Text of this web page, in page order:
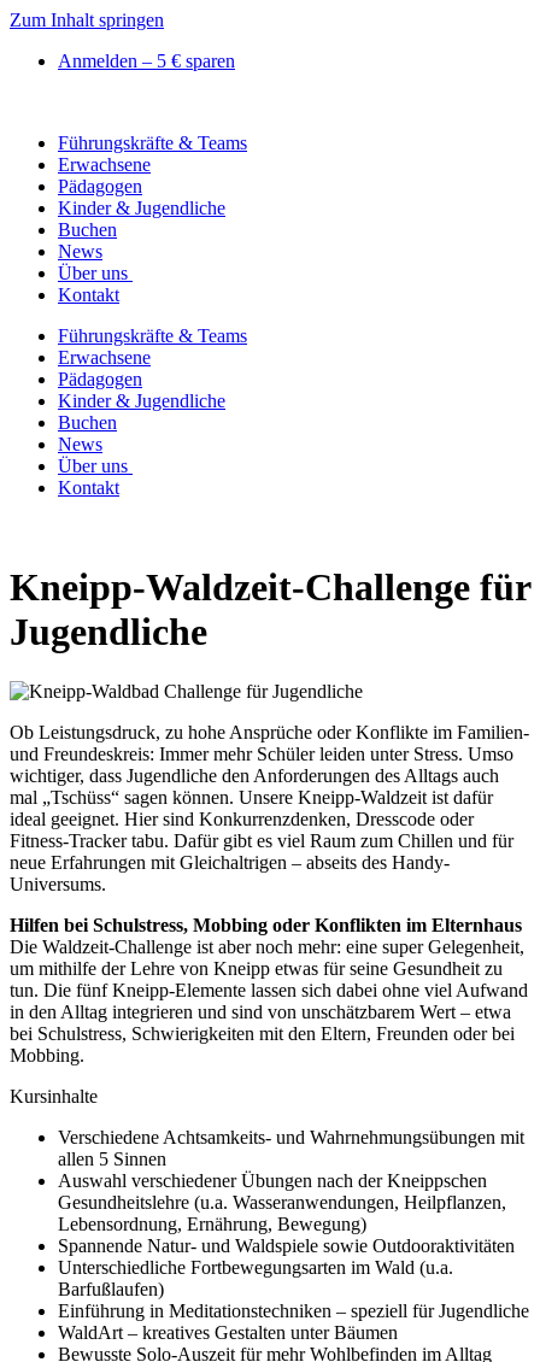
Zum Inhalt springen
Anmelden – 5 € sparen
Führungskräfte & Teams
Erwachsene
Pädagogen
Kinder & Jugendliche
Buchen
News
Über uns
Kontakt
Führungskräfte & Teams
Erwachsene
Pädagogen
Kinder & Jugendliche
Buchen
News
Über uns
Kontakt
Kneipp-Waldzeit-Challenge für
Jugendliche
Ob Leistungsdruck, zu hohe Ansprüche oder Konflikte im Familien-
und Freundeskreis: Immer mehr Schüler leiden unter Stress. Umso
wichtiger, dass Jugendliche den Anforderungen des Alltags auch
mal „Tschüss“ sagen können. Unsere Kneipp-Waldzeit ist dafür
ideal geeignet. Hier sind Konkurrenzdenken, Dresscode oder
Fitness-Tracker tabu. Dafür gibt es viel Raum zum Chillen und für
neue Erfahrungen mit Gleichaltrigen – abseits des Handy-
Universums.
Hilfen bei Schulstress, Mobbing oder Konflikten im Elternhaus
Die Waldzeit-Challenge ist aber noch mehr: eine super Gelegenheit,
um mithilfe der Lehre von Kneipp etwas für seine Gesundheit zu
tun. Die fünf Kneipp-Elemente lassen sich dabei ohne viel Aufwand
in den Alltag integrieren und sind von unschätzbarem Wert – etwa
bei Schulstress, Schwierigkeiten mit den Eltern, Freunden oder bei
Mobbing.
Kursinhalte
Verschiedene Achtsamkeits- und Wahrnehmungsübungen mit
allen 5 Sinnen
Auswahl verschiedener Übungen nach der Kneippschen
Gesundheitslehre (u.a. Wasseranwendungen, Heilpflanzen,
Lebensordnung, Ernährung, Bewegung)
Spannende Natur- und Waldspiele sowie Outdooraktivitäten
Unterschiedliche Fortbewegungsarten im Wald (u.a.
Barfußlaufen)
Einführung in Meditationstechniken – speziell für Jugendliche
WaldArt – kreatives Gestalten unter Bäumen
Bewusste Solo-Auszeit für mehr Wohlbefinden im Alltag